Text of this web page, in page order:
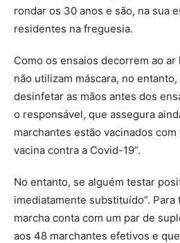
rondar os 30 anos e são, na sua
residentes na freguesia.
Como os ensaios decorrem ao
não utilizam máscara, no
desinfetar as mãos antes dos
o responsável, que assegura
marchantes estão vacinados
vacina contra a Covid-19”.
No entanto, se alguém testar
imediatamente substituído”. Para
marcha conta com um par de
aos 48 marchantes efetivos e